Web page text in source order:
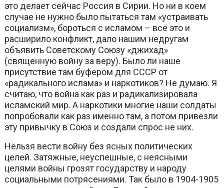
это делает сейчас Россия в Сирии. Но ни в коем
случае не нужно было пытаться там «устраивать
социализм», бороться с исламом – всё это и
расширило конфликт, дало нашим недругам
объявить Советскому Союзу «джихад»
(священную войну за веру). Было ли наше
присутствие там буфером для СССР от
«радикального ислама» и наркотиков? Не думаю. Я
считаю, что война как раз и радикализировала
исламский мир. А наркотики многие наши солдаты
попробовали как раз именно там, а потом привезли
эту привычку в Союз и создали спрос не них.
Нельзя вести войну без ясных политических
целей. Затяжные, неуспешные, с неясными
целями войны грозят государству и народу
социальными потрясениями. Так было в 1904-1905